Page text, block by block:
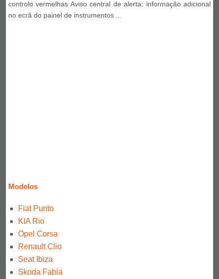
controlo vermelhas Aviso central de alerta: informação adicional
no ecrã do painel de instrumentos ...
Modelos
Fiat Punto
KIA Rio
Opel Corsa
Renault Clio
Seat Ibiza
Skoda Fabia